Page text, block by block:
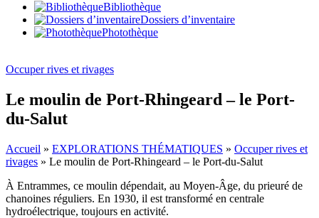
Bibliothèque
Dossiers d’inventaire
Photothèque
Occuper rives et rivages
Le moulin de Port-Rhingeard – le Port-
du-Salut
Accueil » EXPLORATIONS THÉMATIQUES » Occuper rives et
rivages » Le moulin de Port-Rhingeard – le Port-du-Salut
À Entrammes, ce moulin dépendait, au Moyen-Âge, du prieuré de
chanoines réguliers. En 1930, il est transformé en centrale
hydroélectrique, toujours en activité.